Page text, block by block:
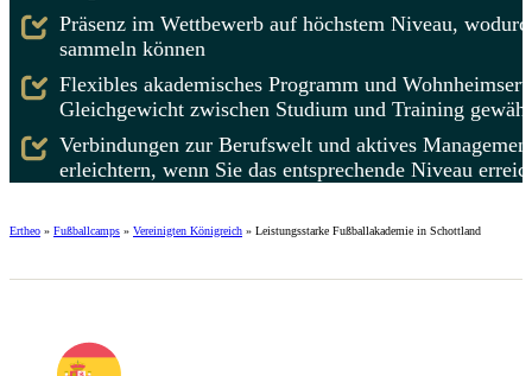
Präsenz im Wettbewerb auf höchstem Niveau,
sammeln können
Flexibles akademisches Programm und
Gleichgewicht zwischen Studium und Training
Verbindungen zur Berufswelt und aktives
erleichtern, wenn Sie das entsprechende Niveau
Ertheo » Fußballcamps » Vereinigten Königreich » Leistungsstarke Fußballakademie in Schottland